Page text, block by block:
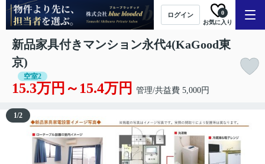
ログイン
お気に入り
0
新品家具付きマンション永代4(KaGood東
京)
空室2
15.3万円～15.4万円 管理/共益費 5,000円
1/2